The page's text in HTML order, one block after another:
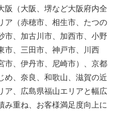
阪（大阪、堺など大阪府内全
ア（赤穂市、相生市、たつの
市、加古川市、加西市、小野
市、三田市、神戸市、川西
市、伊丹市、尼崎市）、京都
め、奈良、和歌山、滋賀の近
ア、広島県福山エリアと幅広
み重ね、お客様満足度向上に